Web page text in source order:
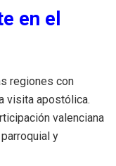
en el
regiones con
visita apostólica.
valenciana
y